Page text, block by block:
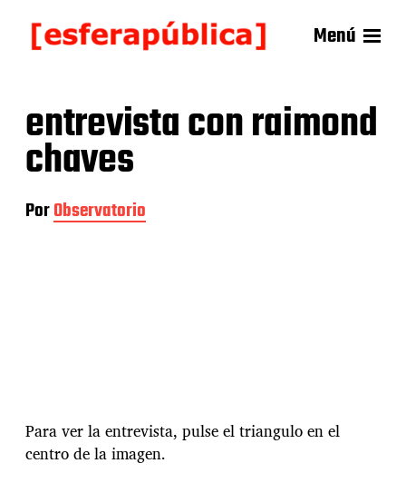
Menú
entrevista con raimond
chaves
PorObservatorio
Para ver la entrevista, pulse el triangulo en el
centro de la imagen.